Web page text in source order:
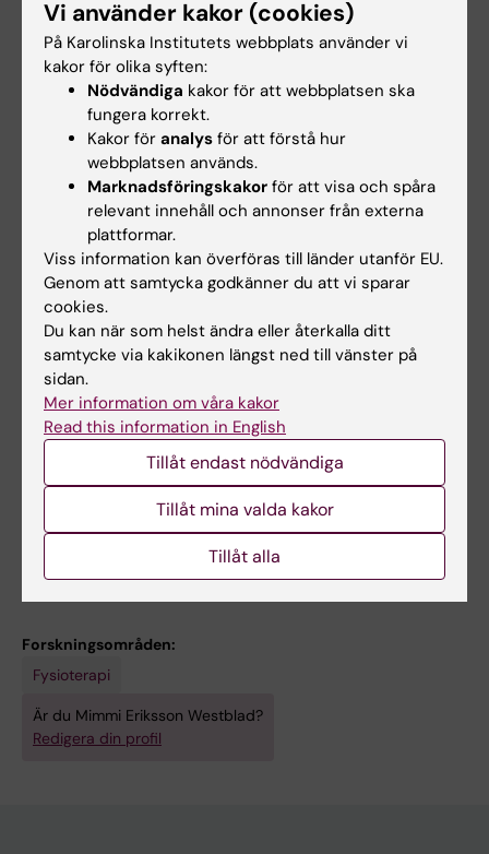
Impaired balance and neurodevelopmental
disabilities among children with congenital
cytomegalovirus infection
Karltorp E; Lofkvist U; Lewensohn-Fuchs I;
Lindstrom K; Westblad ME; Fahnehjelm KT;
Verrecchia L; Engman M-L
ARTICLE:DISABILITY AND REHABILITATION.
2009;31(9):720-725
Disability and health status in patients with
chronic inflammatory demyelinating
polyneuropathy
Westblad ME; Forsberg A; Press R
Alla övriga publikationer
DOCTORAL THESIS:2025
Everyday life in early adolescence after
hypothermia-treated neonatal hypoxic-
ischaemic encephalopathy
Eriksson Westblad M
Forskningsområden:
Fysioterapi
Är du Mimmi Eriksson Westblad?
Redigera din profil
Vi använder kakor (cookies)
På Karolinska Institutets webbplats använder vi
kakor för olika syften:
Nödvändiga kakor för att webbplatsen ska
fungera korrekt.
Kakor för analys för att förstå hur
webbplatsen används.
Marknadsföringskakor för att visa och spåra
relevant innehåll och annonser från externa
plattformar.
Viss information kan överföras till länder utanför EU.
Genom att samtycka godkänner du att vi sparar
cookies.
Du kan när som helst ändra eller återkalla ditt
samtycke via kakikonen längst ned till vänster på
sidan.
Mer information om våra kakor
Read this information in English
Tillåt endast nödvändiga
Tillåt mina valda kakor
Tillåt alla